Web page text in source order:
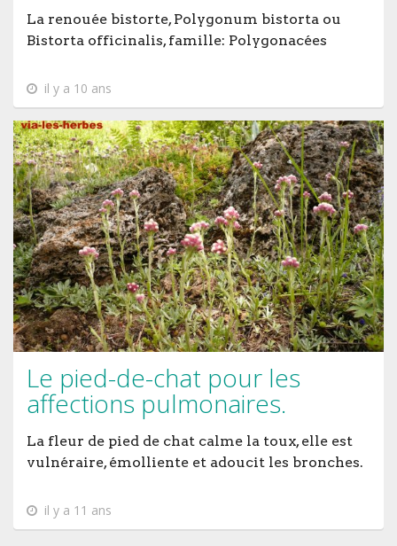
La renouée bistorte, Polygonum bistorta ou
Bistorta officinalis, famille: Polygonacées
il y a 10 ans
Le pied-de-chat pour les
affections pulmonaires.
La fleur de pied de chat calme la toux, elle est
vulnéraire, émolliente et adoucit les bronches.
il y a 11 ans